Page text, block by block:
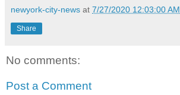
newyork-city-news at 7/27/2020 12:03:00 AM
Share
No comments:
Post a Comment